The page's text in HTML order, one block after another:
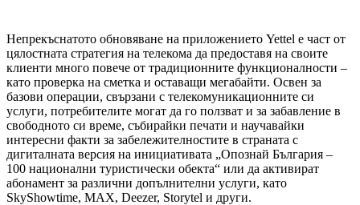
Непрекъснатото обновяване на приложението Yettel е част от
цялостната стратегия на телекома да предоставя на своите
клиенти много повече от традиционните функционалности –
като проверка на сметка и оставащи мегабайти. Освен за
базови операции, свързани с телекомуникационните си
услуги, потребителите могат да го ползват и за забавление в
свободното си време, събирайки печати и научавайки
интересни факти за забележителностите в страната с
дигиталната версия на инициативата „Опознай България –
100 национални туристически обекта“ или да активират
абонамент за различни допълнителни услуги, като
SkyShowtime, MAX, Deezer, Storytel и други.